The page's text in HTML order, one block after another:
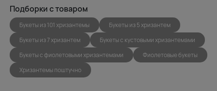
Подборки с товаром
Букеты из 101 хризантемы
Букеты из 5 хризантем
Букеты из 7 хризантем
Букеты с кустовыми хризантемами
Букеты с фиолетовыми хризантемами
Фиолетовые букеты
Хризантемы поштучно